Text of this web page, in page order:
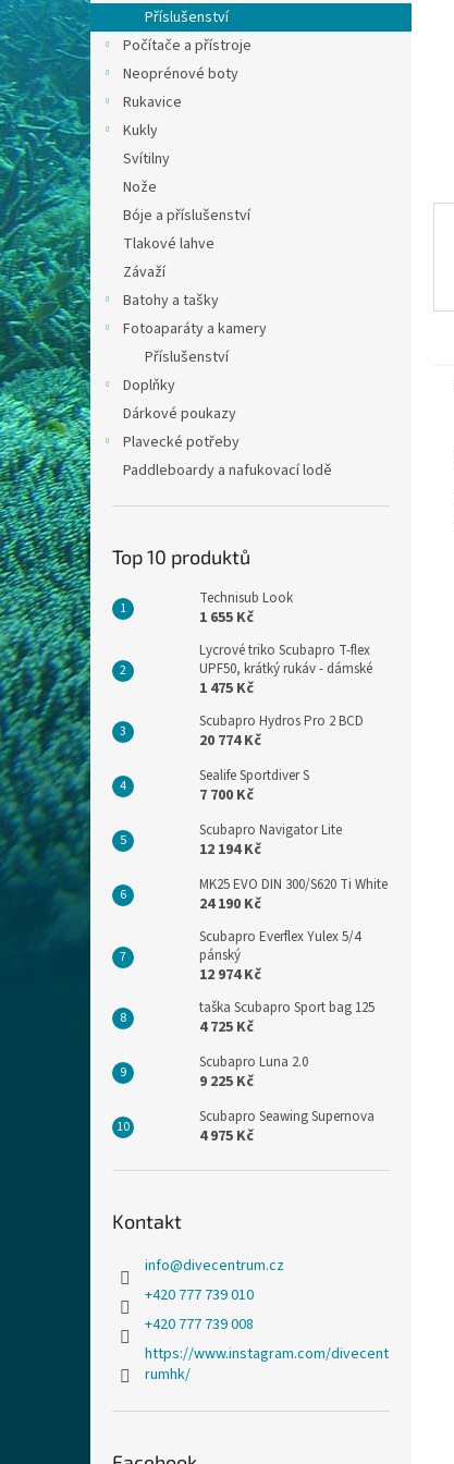
n
e
l
Příslušenství
Počítače a přístroje
Neoprénové boty
Rukavice
Kukly
Svítilny
Nože
Bóje a příslušenství
Tlakové lahve
Závaží
Batohy a tašky
Fotoaparáty a kamery
Příslušenství
Doplňky
Dárkové poukazy
Plavecké potřeby
Paddleboardy a nafukovací lodě
Top 10 produktů
Technisub Look
1 655 Kč
Lycrové triko Scubapro T-flex
UPF50, krátký rukáv - dámské
1 475 Kč
Scubapro Hydros Pro 2 BCD
20 774 Kč
Sealife Sportdiver S
7 700 Kč
Scubapro Navigator Lite
12 194 Kč
MK25 EVO DIN 300/S620 Ti White
24 190 Kč
Scubapro Everflex Yulex 5/4
pánský
12 974 Kč
taška Scubapro Sport bag 125
4 725 Kč
Scubapro Luna 2.0
9 225 Kč
Scubapro Seawing Supernova
4 975 Kč
Kontakt
info@divecentrum.cz
+420 777 739 010
+420 777 739 008
https://www.instagram.com/divecent
rumhk/